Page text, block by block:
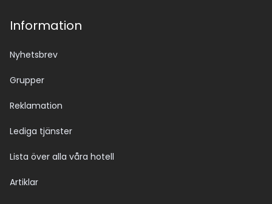
Information
Nyhetsbrev
Grupper
Reklamation
Lediga tjänster
Lista över alla våra hotell
Artiklar